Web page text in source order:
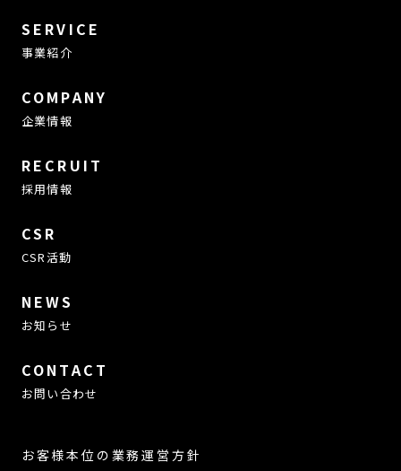
SERVICE
事業紹介
COMPANY
企業情報
RECRUIT
採用情報
CSR
CSR活動
NEWS
お知らせ
CONTACT
お問い合わせ
お客様本位の業務運営方針